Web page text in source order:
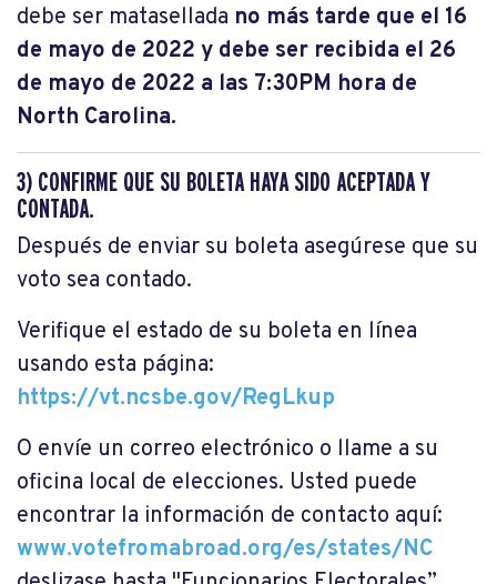
debe ser matasellada no más tarde que el 16
de mayo de 2022 y debe ser recibida el 26
de mayo de 2022 a las 7:30PM hora de
North Carolina.
3) CONFIRME QUE SU BOLETA HAYA SIDO ACEPTADA Y
CONTADA.
Después de enviar su boleta asegúrese que su
voto sea contado.
Verifique el estado de su boleta en línea
usando esta página:
https://vt.ncsbe.gov/RegLkup
O envíe un correo electrónico o llame a su
oficina local de elecciones. Usted puede
encontrar la información de contacto aquí:
www.votefromabroad.org/es/states/NC